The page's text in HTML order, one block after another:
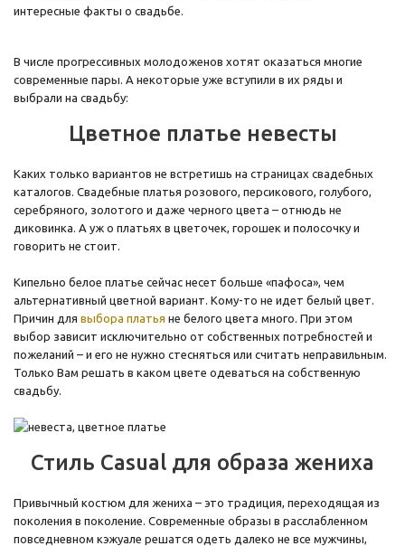
интересные факты о свадьбе.
В числе прогрессивных молодоженов хотят оказаться многие
современные пары. А некоторые уже вступили в их ряды и
выбрали на свадьбу:
Цветное платье невесты
Каких только вариантов не встретишь на страницах свадебных
каталогов. Свадебные платья розового, персикового, голубого,
серебряного, золотого и даже черного цвета – отнюдь не
диковинка. А уж о платьях в цветочек, горошек и полосочку и
говорить не стоит.
Кипельно белое платье сейчас несет больше «пафоса», чем
альтернативный цветной вариант. Кому-то не идет белый цвет.
Причин для выбора платья не белого цвета много. При этом
выбор зависит исключительно от собственных потребностей и
пожеланий – и его не нужно стесняться или считать неправильным.
Только Вам решать в каком цвете одеваться на собственную
свадьбу.
Стиль Casual для образа жениха
Привычный костюм для жениха – это традиция, переходящая из
поколения в поколение. Современные образы в расслабленном
повседневном кэжуале решатся одеть далеко не все мужчины,